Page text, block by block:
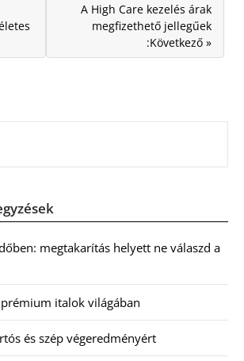
A High Care kezelés árak
megfizethető jellegűek
:Következő »
megtakarítás helyett ne válaszd a
italok világában
és szép végeredményért